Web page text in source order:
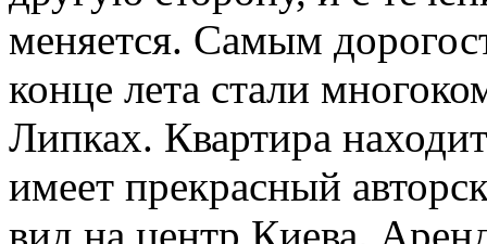
меняется. Самым
конце лета стали
Липках. Квартира
имеет прекрасный
вид на центр Киева.